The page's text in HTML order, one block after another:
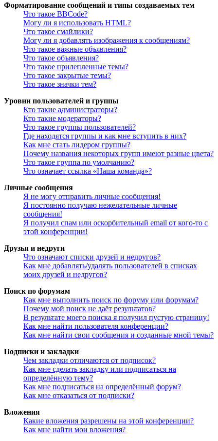
Форматирование сообщений и типы создаваемых тем
Что такое BBCode?
Могу ли я использовать HTML?
Что такое смайлики?
Могу ли я добавлять изображения к сообщениям?
Что такое важные объявления?
Что такое объявления?
Что такое прилепленные темы?
Что такое закрытые темы?
Что такое значки тем?
Уровни пользователей и группы
Кто такие администраторы?
Кто такие модераторы?
Что такое группы пользователей?
Где находятся группы и как мне вступить в них?
Как мне стать лидером группы?
Почему названия некоторых групп имеют разные цвета?
Что такое группа по умолчанию?
Что означает ссылка «Наша команда»?
Личные сообщения
Я не могу отправить личные сообщения!
Я постоянно получаю нежелательные личные
сообщения!
Я получил спам или оскорбительный email от кого-то с
этой конференции!
Друзья и недруги
Что означают списки друзей и недругов?
Как мне добавлять/удалять пользователей в списках
моих друзей и недругов?
Поиск по форумам
Как мне выполнить поиск по форуму или форумам?
Почему мой поиск не даёт результатов?
В результате моего поиска я получил пустую страницу!
Как мне найти пользователя конференции?
Как мне найти свои сообщения и созданные мной темы?
Подписки и закладки
Чем закладки отличаются от подписок?
Как мне сделать закладку или подписаться на
определённую тему?
Как мне подписаться на определённый форум?
Как мне отказаться от подписки?
Вложения
Какие вложения разрешены на этой конференции?
Как мне найти мои вложения?